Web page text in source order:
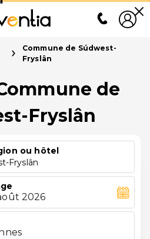
Commune de Súdwest-
Fryslân
de
Fryslân
ou hôtel
Fryslân
2026